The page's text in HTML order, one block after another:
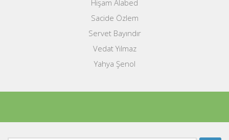
Hişam Alabed
Sacide Özlem
Servet Bayındır
Vedat Yılmaz
Yahya Şenol